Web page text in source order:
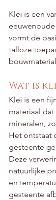
Klei is een
vormt de
talloze
Wat is
Klei is een
materiaal
mineralen,
Het ontstaat
gesteente
Deze
natuurlijke
en
gesteente